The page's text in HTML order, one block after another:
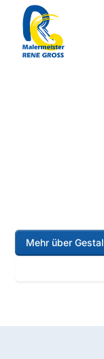
Home
Mehr über